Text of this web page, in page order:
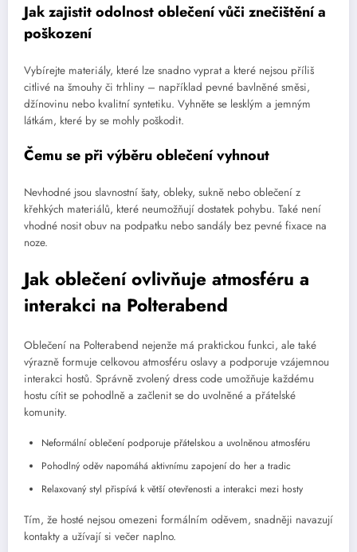
Jak zajistit odolnost oblečení vůči znečištění a
poškození
Vybírejte materiály, které lze snadno vyprat a které nejsou příliš
citlivé na šmouhy či trhliny – například pevné bavlněné směsi,
džínovinu nebo kvalitní syntetiku. Vyhněte se lesklým a jemným
látkám, které by se mohly poškodit.
Čemu se při výběru oblečení vyhnout
Nevhodné jsou slavnostní šaty, obleky, sukně nebo oblečení z
křehkých materiálů, které neumožňují dostatek pohybu. Také není
vhodné nosit obuv na podpatku nebo sandály bez pevné fixace na
noze.
Jak oblečení ovlivňuje atmosféru a
interakci na Polterabend
Oblečení na Polterabend nejenže má praktickou funkci, ale také
výrazně formuje celkovou atmosféru oslavy a podporuje vzájemnou
interakci hostů. Správně zvolený dress code umožňuje každému
hostu cítit se pohodlně a začlenit se do uvolněné a přátelské
komunity.
Neformální oblečení podporuje přátelskou a uvolněnou atmosféru
Pohodlný oděv napomáhá aktivnímu zapojení do her a tradic
Relaxovaný styl přispívá k větší otevřenosti a interakci mezi hosty
Tím, že hosté nejsou omezeni formálním oděvem, snadněji navazují
kontakty a užívají si večer naplno.